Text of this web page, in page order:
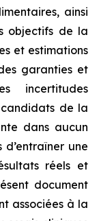
ainsi
objectifs de la
et estimations
garanties et
incertitudes
de la
dans aucun
une
réels et
document
associées à la